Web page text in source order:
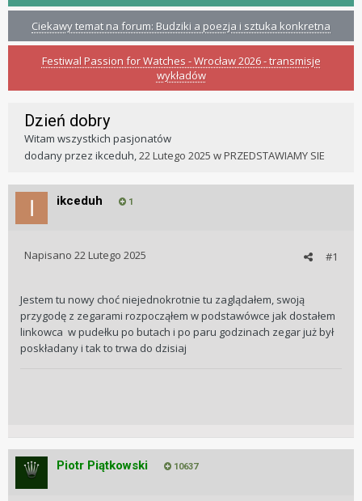
Ciekawy temat na forum: Budziki a poezja i sztuka konkretna
Festiwal Passion for Watches - Wrocław 2026 - transmisje
wykładów
Dzień dobry
Witam wszystkich pasjonatów
dodany przez ikceduh,22 Lutego 2025 wPRZEDSTAWIAMY SIE
ikceduh 1
#1
Napisano 22 Lutego 2025
Jestem tu nowy choć niejednokrotnie tu zaglądałem, swoją
przygodę z zegarami rozpocząłem w podstawówce jak dostałem
linkowca w pudełku po butach i po paru godzinach zegar już był
poskładany i tak to trwa do dzisiaj
Piotr Piątkowski 10637